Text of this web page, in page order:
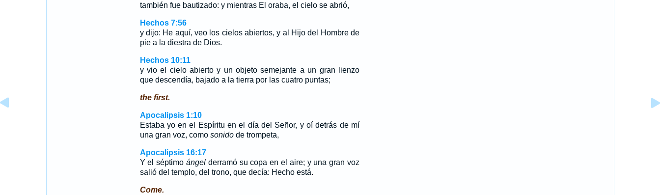
también fue bautizado: y mientras El oraba, el cielo se abrió,
Hechos 7:56
y dijo: He aquí, veo los cielos abiertos, y al Hijo del Hombre de
pie a la diestra de Dios.
Hechos 10:11
y vio el cielo abierto y un objeto semejante a un gran lienzo
que descendía, bajado a la tierra por las cuatro puntas;
the first.
Apocalipsis 1:10
Estaba yo en el Espíritu en el día del Señor, y oí detrás de mí
una gran voz, como sonidode trompeta,
Apocalipsis 16:17
Y el séptimo ángelderramó su copa en el aire; y una gran voz
salió del templo, del trono, que decía: Hecho está.
Come.